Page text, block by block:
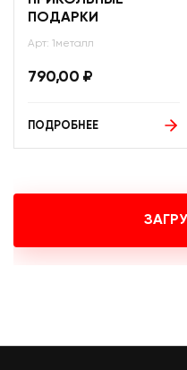
ПОДАРКИ
Арт: 1металл
790,00 ₽
ПОДРОБНЕЕ